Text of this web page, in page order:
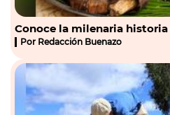
Conoce la milenaria historia
Por Redacción Buenazo